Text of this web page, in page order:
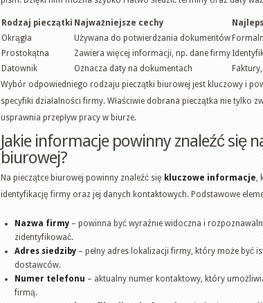
Rodzaj pieczątki Najważniejsze cechy
Okrągła
Używana do potwierdzania dokumentów
Prostokątna
Zawiera więcej informacji, np. dane firmy
Datownik
Oznacza daty na dokumentach
Wybór odpowiedniego rodzaju pieczątki biurowej jest kluczowy i
specyfiki działalności firmy. Właściwie dobrana pieczątka nie tylko
usprawnia przepływ pracy w biurze.
Jakie informacje powinny znaleźć się
biurowej?
Na pieczątce biurowej powinny znaleźć się kluczowe informacje
identyfikację firmy oraz jej danych kontaktowych. Podstawowe
Nazwa firmy – powinna być wyraźnie widoczna i
zidentyfikować.
Adres siedziby – pełny adres lokalizacji firmy, który może być
dostawców.
Numer telefonu – aktualny numer kontaktowy, który
firmą.